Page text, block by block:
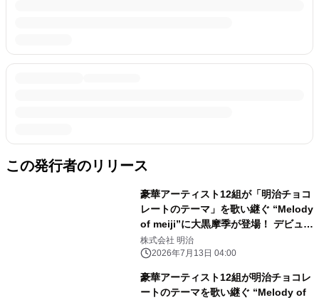
この発行者のリリース
豪華アーティスト12組が「明治チョコ
レートのテーマ」を歌い継ぐ “Melody
of meiji”に大黒摩季が登場！ デビュー
35周年！パワフルな歌声で熱唱。
EGO-WRAPPIN'中納良恵も！中森明
と、森高千里、藤あや子ら10組が過去
株式会社 明治
2026年7月13日 04:00
豪華アーティスト12組が明治チョコレ
ートのテーマを歌い継ぐ “Melody of